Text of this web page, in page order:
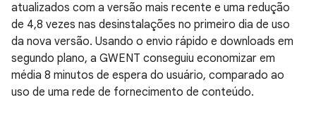
atualizados com a versão mais recente e uma redução
de 4,8 vezes nas desinstalações no primeiro dia de uso
da nova versão. Usando o envio rápido e downloads em
segundo plano, a GWENT conseguiu economizar em
média 8 minutos de espera do usuário, comparado ao
uso de uma rede de fornecimento de conteúdo.